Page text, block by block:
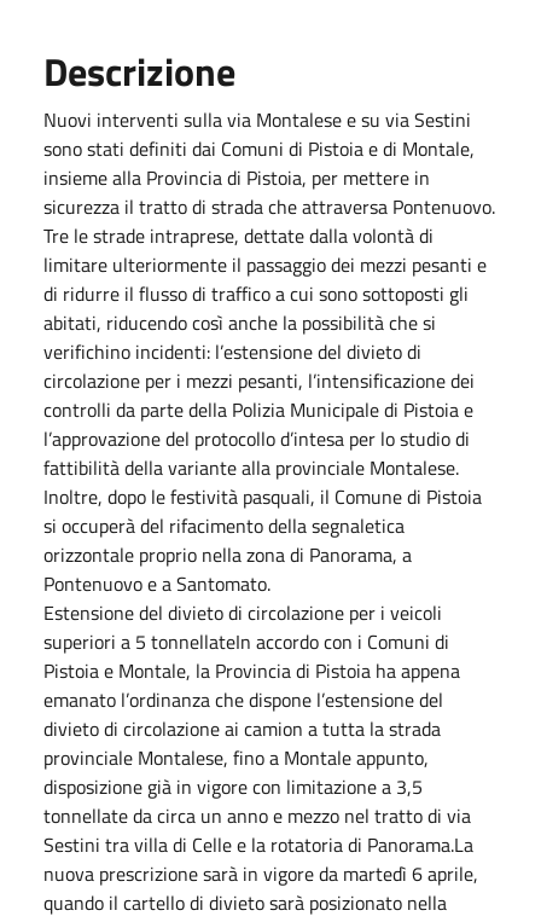
Descrizione
Nuovi interventi sulla via Montalese e su via Sestini
sono stati definiti dai Comuni di Pistoia e di Montale,
insieme alla Provincia di Pistoia, per mettere in
sicurezza il tratto di strada che attraversa Pontenuovo.
Tre le strade intraprese, dettate dalla volontà di
limitare ulteriormente il passaggio dei mezzi pesanti e
di ridurre il flusso di traffico a cui sono sottoposti gli
abitati, riducendo così anche la possibilità che si
verifichino incidenti: l’estensione del divieto di
circolazione per i mezzi pesanti, l’intensificazione dei
controlli da parte della Polizia Municipale di Pistoia e
l’approvazione del protocollo d’intesa per lo studio di
fattibilità della variante alla provinciale Montalese.
Inoltre, dopo le festività pasquali, il Comune di Pistoia
si occuperà del rifacimento della segnaletica
orizzontale proprio nella zona di Panorama, a
Pontenuovo e a Santomato.
Estensione del divieto di circolazione per i veicoli
superiori a 5 tonnellateIn accordo con i Comuni di
Pistoia e Montale, la Provincia di Pistoia ha appena
emanato l’ordinanza che dispone l’estensione del
divieto di circolazione ai camion a tutta la strada
provinciale Montalese, fino a Montale appunto,
disposizione già in vigore con limitazione a 3,5
tonnellate da circa un anno e mezzo nel tratto di via
Sestini tra villa di Celle e la rotatoria di Panorama.La
nuova prescrizione sarà in vigore da martedì 6 aprile,
quando il cartello di divieto sarà posizionato nella